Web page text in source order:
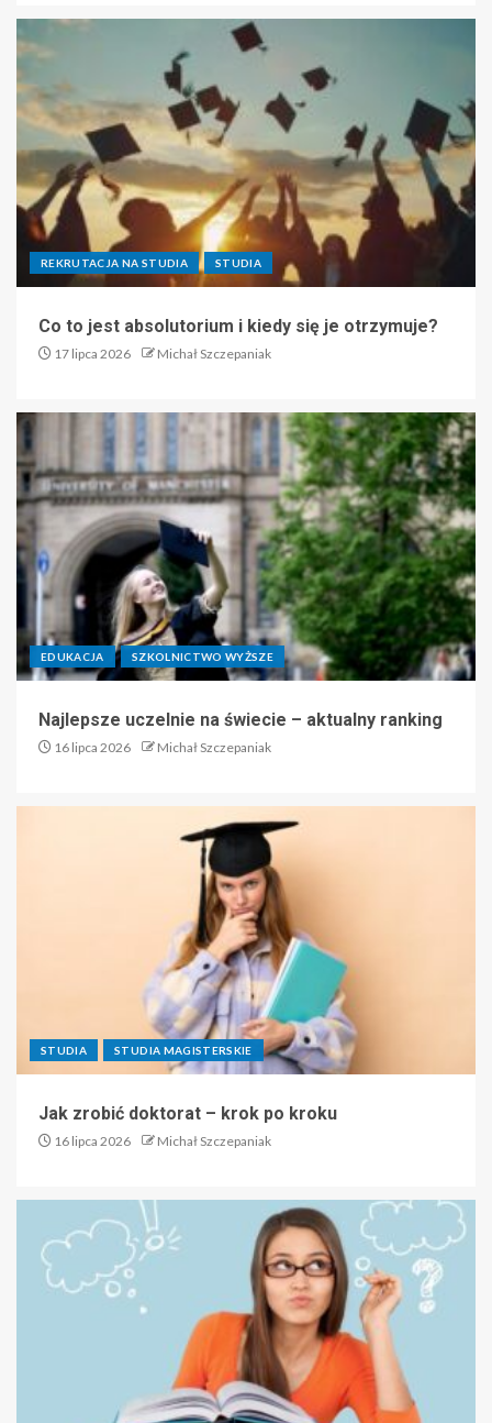
REKRUTACJA NA STUDIA STUDIA
Co to jest absolutorium i kiedy się je otrzymuje?
17 lipca 2026 Michał Szczepaniak
EDUKACJA SZKOLNICTWO WYŻSZE
Najlepsze uczelnie na świecie – aktualny ranking
16 lipca 2026 Michał Szczepaniak
STUDIA STUDIA MAGISTERSKIE
Jak zrobić doktorat – krok po kroku
16 lipca 2026 Michał Szczepaniak